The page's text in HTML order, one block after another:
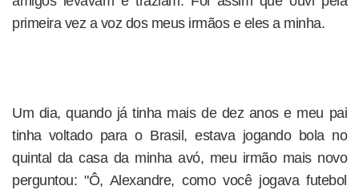
primeira vez a voz dos meus irmãos e eles a minha.
Um dia, quando já tinha mais de dez anos e meu pai
tinha voltado para o Brasil, estava jogando bola no
quintal da casa da minha avó, meu irmão mais novo
perguntou: "Ô, Alexandre, como você jogava futebol